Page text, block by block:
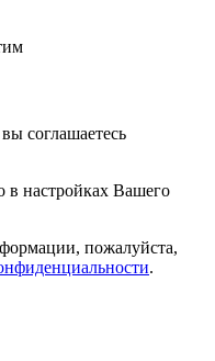
соглашаетесь
в настройках Вашего
пожалуйста,
.